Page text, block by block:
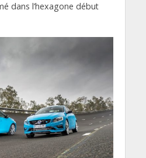
dans l’hexagone début